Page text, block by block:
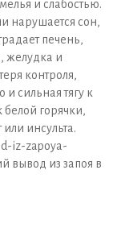
и слабостью.
нарушается сон,
печень,
желудка и
контроля,
сильная тягу к
белой горячки,
инсульта.
iz-zapoya-
вывод из запоя в